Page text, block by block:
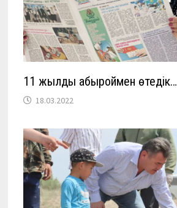
11 жылды абыроймен өтедік…
18.03.2022